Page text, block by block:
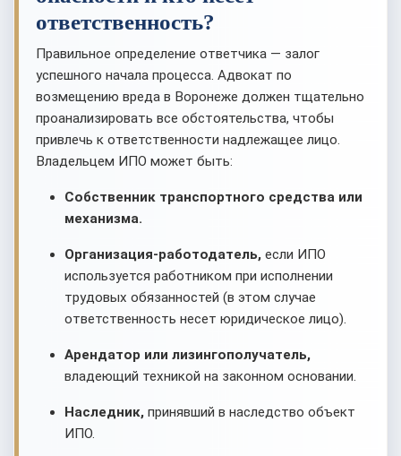
ответственность?
Правильное определение ответчика — залог
успешного начала процесса. Адвокат по
возмещению вреда в Воронеже должен тщательно
проанализировать все обстоятельства, чтобы
привлечь к ответственности надлежащее лицо.
Владельцем ИПО может быть:
Собственник транспортного средства или
механизма.
Организация-работодатель, если ИПО
используется работником при исполнении
трудовых обязанностей (в этом случае
ответственность несет юридическое лицо).
Арендатор или лизингополучатель,
владеющий техникой на законном основании.
Наследник, принявший в наследство объект
ИПО.